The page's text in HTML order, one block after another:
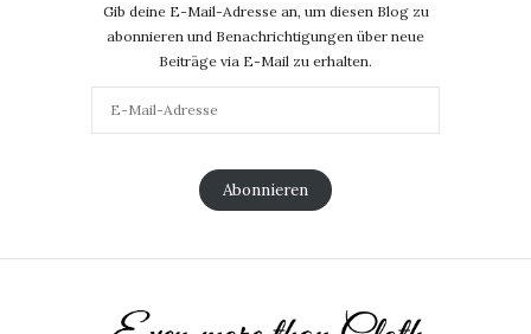
Gib deine E-Mail-Adresse an, um diesen Blog zu
abonnieren und Benachrichtigungen über neue
Beiträge via E-Mail zu erhalten.
Abonnieren